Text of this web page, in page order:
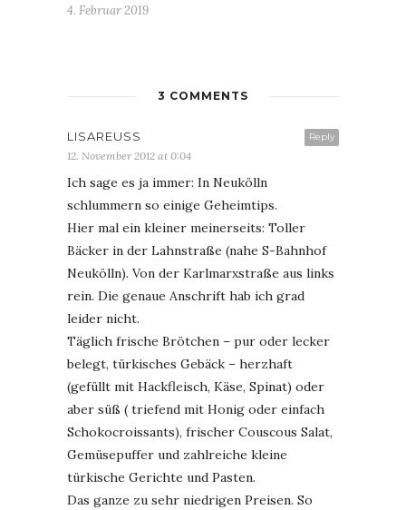
4. Februar 2019
3 COMMENTS
Reply
LISAREUSS
12. November 2012 at 0:04
Ich sage es ja immer: In Neukölln
schlummern so einige Geheimtips.
Hier mal ein kleiner meinerseits: Toller
Bäcker in der Lahnstraße (nahe S-Bahnhof
Neukölln). Von der Karlmarxstraße aus links
rein. Die genaue Anschrift hab ich grad
leider nicht.
Täglich frische Brötchen – pur oder lecker
belegt, türkisches Gebäck – herzhaft
(gefüllt mit Hackfleisch, Käse, Spinat) oder
aber süß ( triefend mit Honig oder einfach
Schokocroissants), frischer Couscous Salat,
Gemüsepuffer und zahlreiche kleine
türkische Gerichte und Pasten.
Das ganze zu sehr niedrigen Preisen. So